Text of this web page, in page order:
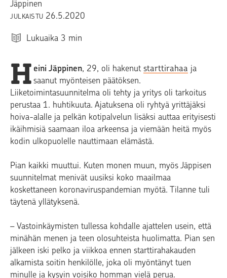
Jäppinen
JULKAISTU 26.5.2020
Lukuaika 3 min
H eini Jäppinen, 29, oli hakenut starttirahaa ja
saanut myönteisen päätöksen.
Liiketoimintasuunnitelma oli tehty ja yritys oli tarkoitus
perustaa 1. huhtikuuta. Ajatuksena oli ryhtyä yrittäjäksi
hoiva-alalle ja pelkän kotipalvelun lisäksi auttaa erityisesti
ikäihmisiä saamaan iloa arkeensa ja viemään heitä myös
kodin ulkopuolelle nauttimaan elämästä.
Pian kaikki muuttui. Kuten monen muun, myös Jäppisen
suunnitelmat menivät uusiksi koko maailmaa
koskettaneen koronaviruspandemian myötä. Tilanne tuli
täytenä yllätyksenä.
– Vastoinkäymisten tullessa kohdalle ajattelen usein, että
minähän menen ja teen olosuhteista huolimatta. Pian sen
jälkeen iski pelko ja viikkoa ennen starttirahakauden
alkamista soitin henkilölle, joka oli myöntänyt tuen
minulle ja kysyin voisiko homman vielä perua.